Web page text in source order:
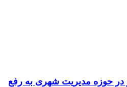
در حوزه مدیریت شهری به رفع